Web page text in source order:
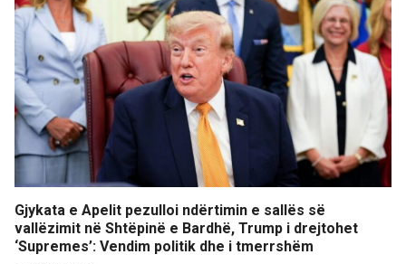
Gjykata e Apelit pezulloi ndërtimin e sallës së
vallëzimit në Shtëpinë e Bardhë, Trump i drejtohet
‘Supremes’: Vendim politik dhe i tmerrshëm